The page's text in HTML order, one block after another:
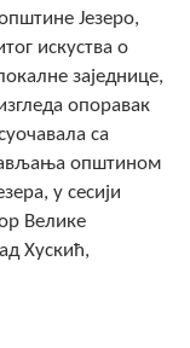
Језеро,
искуства о
заједнице,
опоравак
са
општином
у сесији
Велике
Хускић,